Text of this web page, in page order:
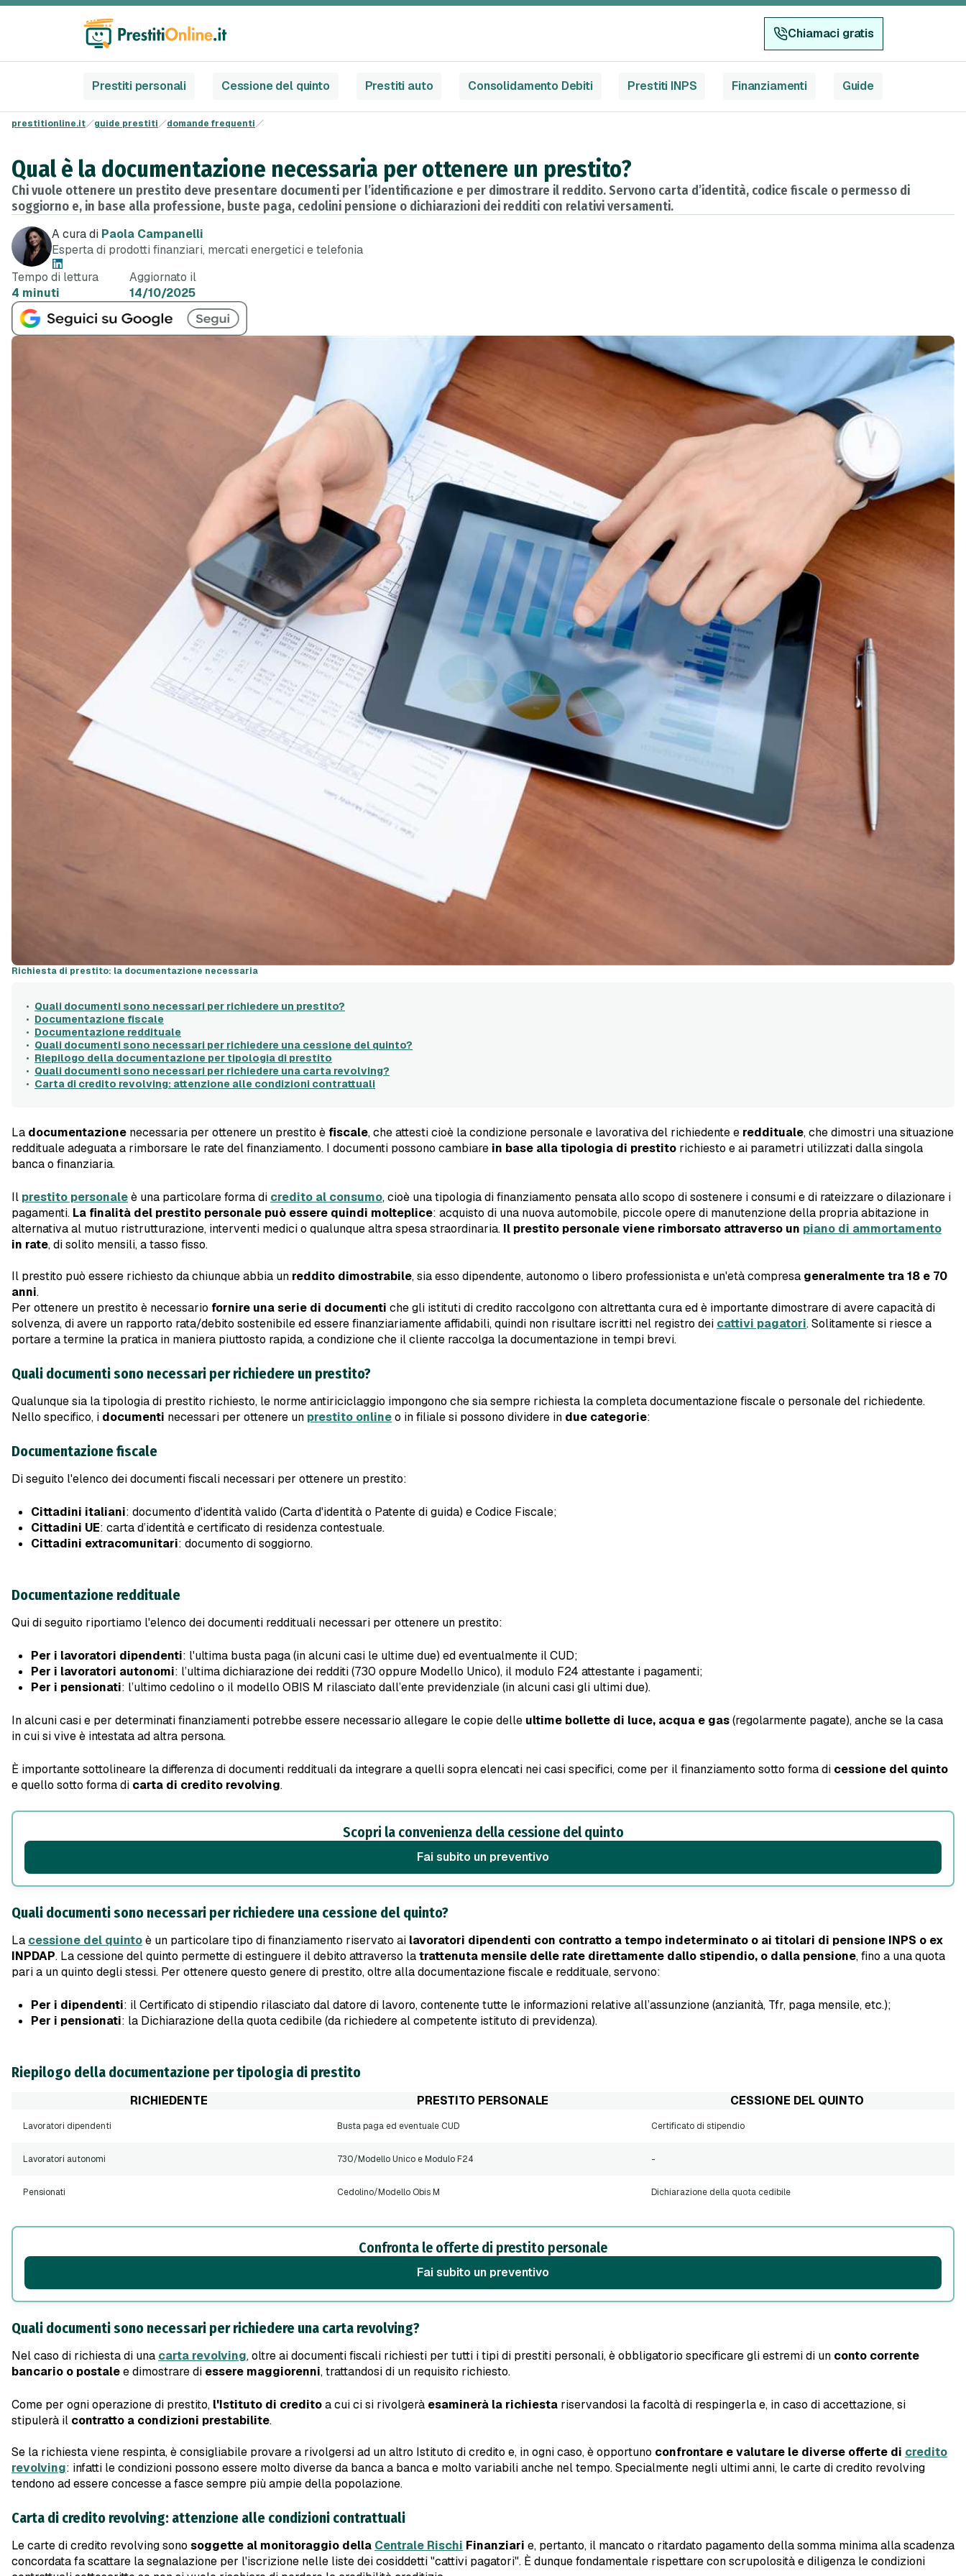
Chiamaci gratis
Prestiti personali Cessione del quinto Prestiti auto Consolidamento Debiti Prestiti INPS Finanziamenti Guide
prestitionline.it guide prestiti domande frequenti
Qual è la documentazione necessaria per ottenere un prestito?
Chi vuole ottenere un prestito deve presentare documenti per l’identificazione e per dimostrare il reddito. Servono carta d’identità, codice fiscale o permesso di
soggiorno e, in base alla professione, buste paga, cedolini pensione o dichiarazioni dei redditi con relativi versamenti.
A cura di Paola Campanelli
Esperta di prodotti finanziari, mercati energetici e telefonia
Tempo di lettura
4 minuti
Aggiornato il
14/10/2025
Richiesta di prestito: la documentazione necessaria
Quali documenti sono necessari per richiedere un prestito?
Documentazione fiscale
Documentazione reddituale
Quali documenti sono necessari per richiedere una cessione del quinto?
Riepilogo della documentazione per tipologia di prestito
Quali documenti sono necessari per richiedere una carta revolving?
Carta di credito revolving: attenzione alle condizioni contrattuali
La documentazione necessaria per ottenere un prestito è fiscale, che attesti cioè la condizione personale e lavorativa del richiedente e reddituale, che dimostri una situazione
reddituale adeguata a rimborsare le rate del finanziamento. I documenti possono cambiare in base alla tipologia di prestito richiesto e ai parametri utilizzati dalla singola
banca o finanziaria.
Il prestito personaleè una particolare forma di credito al consumo, cioè una tipologia di finanziamento pensata allo scopo di sostenere i consumi e di rateizzare o dilazionare i
pagamenti. La finalità del prestito personale può essere quindi molteplice: acquisto di una nuova automobile, piccole opere di manutenzione della propria abitazione in
alternativa al mutuo ristrutturazione, interventi medici o qualunque altra spesa straordinaria. Il prestito personale viene rimborsato attraverso un piano di ammortamento
in rate, di solito mensili, a tasso fisso.
Il prestito può essere richiesto da chiunque abbia un reddito dimostrabile, sia esso dipendente, autonomo o libero professionista e un'età compresa generalmente tra 18 e 70
anni.
Per ottenere un prestito è necessario fornire una serie di documenti che gli istituti di credito raccolgono con altrettanta cura ed è importante dimostrare di avere capacità di
solvenza, di avere un rapporto rata/debito sostenibile ed essere finanziariamente affidabili, quindi non risultare iscritti nel registro dei cattivi pagatori. Solitamente si riesce a
portare a termine la pratica in maniera piuttosto rapida, a condizione che il cliente raccolga la documentazione in tempi brevi.
Quali documenti sono necessari per richiedere un prestito?
Qualunque sia la tipologia di prestito richiesto, le norme antiriciclaggio impongono che sia sempre richiesta la completa documentazione fiscale o personale del richiedente.
Nello specifico, i documenti necessari per ottenere un prestito onlineo in filiale si possono dividere in due categorie:
Documentazione fiscale
Di seguito l'elenco dei documenti fiscali necessari per ottenere un prestito:
Cittadini italiani: documento d'identità valido (Carta d'identità o Patente di guida) e Codice Fiscale;
Cittadini UE: carta d’identità e certificato di residenza contestuale.
Cittadini extracomunitari: documento di soggiorno.
Documentazione reddituale
Qui di seguito riportiamo l'elenco dei documenti reddituali necessari per ottenere un prestito:
Per i lavoratori dipendenti: l'ultima busta paga (in alcuni casi le ultime due) ed eventualmente il CUD;
Per i lavoratori autonomi: l’ultima dichiarazione dei redditi (730 oppure Modello Unico), il modulo F24 attestante i pagamenti;
Per i pensionati: l’ultimo cedolino o il modello OBIS M rilasciato dall’ente previdenziale (in alcuni casi gli ultimi due).
In alcuni casi e per determinati finanziamenti potrebbe essere necessario allegare le copie delle ultime bollette di luce, acqua e gas(regolarmente pagate), anche se la casa
in cui si vive è intestata ad altra persona.
È importante sottolineare la differenza di documenti reddituali da integrare a quelli sopra elencati nei casi specifici, come per il finanziamento sotto forma di cessione del quinto
e quello sotto forma di carta di credito revolving.
Scopri la convenienza della cessione del quinto
Fai subito un preventivo
Quali documenti sono necessari per richiedere una cessione del quinto?
La cessione del quintoè un particolare tipo di finanziamento riservato ai lavoratori dipendenti con contratto a tempo indeterminato o ai titolari di pensione INPS o ex
INPDAP. La cessione del quinto permette di estinguere il debito attraverso latrattenuta mensile delle rate direttamente dallo stipendio, o dalla pensione, fino a una quota
pari a un quinto degli stessi. Per ottenere questo genere di prestito, oltre alla documentazione fiscale e reddituale, servono:
Per i dipendenti: il Certificato di stipendio rilasciato dal datore di lavoro, contenente tutte le informazioni relative all’assunzione (anzianità, Tfr, paga mensile, etc.);
Per i pensionati: la Dichiarazione della quota cedibile (da richiedere al competente istituto di previdenza).
Riepilogo della documentazione per tipologia di prestito
RICHIEDENTE PRESTITO PERSONALE CESSIONE DEL QUINTO
Lavoratori dipendenti Busta paga ed eventuale CUD Certificato di stipendio
Lavoratori autonomi 730/Modello Unico e Modulo F24 -
Pensionati Cedolino/Modello Obis M Dichiarazione della quota cedibile
Confronta le offerte di prestito personale
Fai subito un preventivo
Quali documenti sono necessari per richiedere una carta revolving?
Nel caso di richiesta di una carta revolving, oltre ai documenti fiscali richiesti per tutti i tipi di prestiti personali, è obbligatorio specificare gli estremi di un conto corrente
bancario o postalee dimostrare di essere maggiorenni, trattandosi di un requisito richiesto.
Come per ogni operazione di prestito, l'Istituto di creditoa cui ci si rivolgerà esaminerà la richiesta riservandosi la facoltà di respingerla e, in caso di accettazione, si
stipulerà il contratto a condizioni prestabilite.
Se la richiesta viene respinta, è consigliabile provare a rivolgersi ad un altro Istituto di credito e, in ogni caso, è opportuno confrontare e valutare le diverse offerte di credito
revolving: infatti le condizioni possono essere molto diverse da banca a banca e molto variabili anche nel tempo. Specialmente negli ultimi anni, le carte di credito revolving
tendono ad essere concesse a fasce sempre più ampie della popolazione.
Carta di credito revolving: attenzione alle condizioni contrattuali
Le carte di credito revolving sono soggette al monitoraggio della Centrale Rischi Finanziari e, pertanto, il mancato o ritardato pagamento della somma minima alla scadenza
concordata fa scattare la segnalazione per l'iscrizione nelle liste dei cosiddetti "cattivi pagatori". È dunque fondamentale rispettare con scrupolosità e diligenza le condizioni